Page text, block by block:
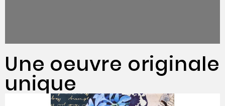
Une oeuvre originale
unique